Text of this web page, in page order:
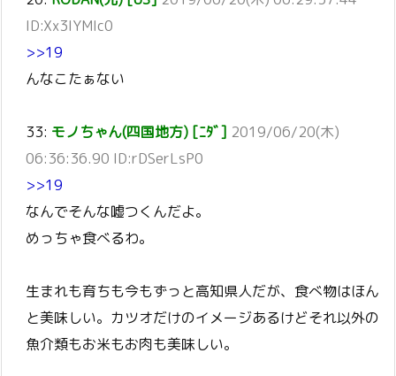
ID:Xx3IYMIc0
>>19
んなこたぁない
33: モノちゃん(四国地方) [ﾆﾀﾞ] 2019/06/20(木)
06:36:36.90 ID:rDSerLsP0
>>19
なんでそんな嘘つくんだよ。
めっちゃ食べるわ。
生まれも育ちも今もずっと高知県人だが、食べ物はほん
と美味しい。カツオだけのイメージあるけどそれ以外の
魚介類もお米もお肉も美味しい。